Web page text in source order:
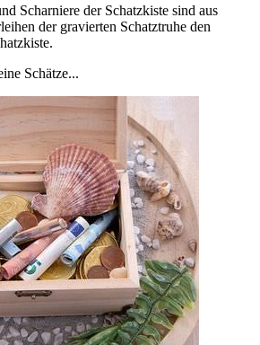
Scharniere der Schatzkiste sind aus
der gravierten Schatztruhe den
Schätze...